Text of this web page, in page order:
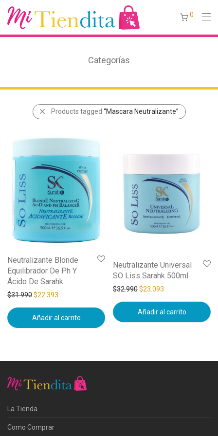
0
Categorías
Products tagged “Mascara Neutralizante”
Neutralizante Blonde
Equilibrador De Ph Y
Ácido De Sarahk
$31.990$22.393
Añadir al carrito
Neutralizante Universal
SO Liss Sarahk 500ml
$32.990$23.093
Añadir al carrito
La Tienda
Como Comprar